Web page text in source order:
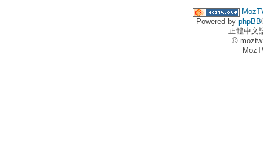
Powered by phpBB
正體中文
©